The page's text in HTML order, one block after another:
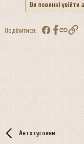
Ви повинні увійти
Поділитися: Facebook
Автотусовки